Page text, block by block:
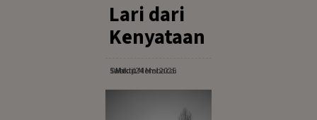
Lari dari
Kenyataan
Sabtu, 24 Mei 2025
· Waktu Membaca: 1 Menit